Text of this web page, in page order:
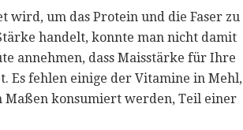
wird, um das Protein und die Faser zu
handelt, konnte man nicht damit
annehmen, dass Maisstärke für Ihre
Es fehlen einige der Vitamine in Mehl,
Maßen konsumiert werden, Teil einer